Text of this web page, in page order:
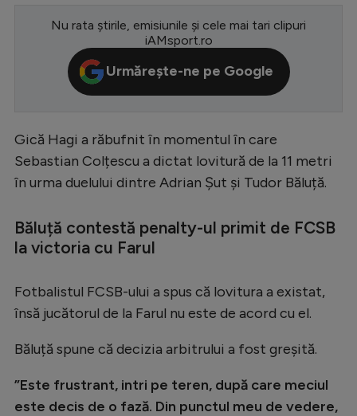
CM 2026
Premier League
Serie A
Bundesliga
Ligue 1
Campionate
Starurile fotbalului
Stranieri
Clasamente
Nu rata știrile, emisiunile și cele mai tari clipuri
iAMsport.ro
Urmărește-ne pe Google
Gică Hagi a răbufnit în momentul în care
Sebastian Colțescu a dictat lovitură de la 11 metri
în urma duelului dintre Adrian Șut și Tudor Băluță.
Băluță contestă penalty-ul primit de FCSB
la victoria cu Farul
Fotbalistul FCSB-ului a spus că lovitura a existat,
însă jucătorul de la Farul nu este de acord cu el.
Băluță spune că decizia arbitrului a fost greșită.
”Este frustrant, intri pe teren, după care meciul
este decis de o fază. Din punctul meu de vedere,